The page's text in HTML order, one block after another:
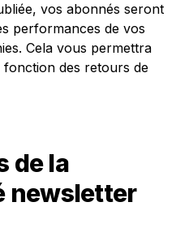
vos abonnés seront
performances de vos
Cela vous permettra
fonction des retours de
de la
newsletter